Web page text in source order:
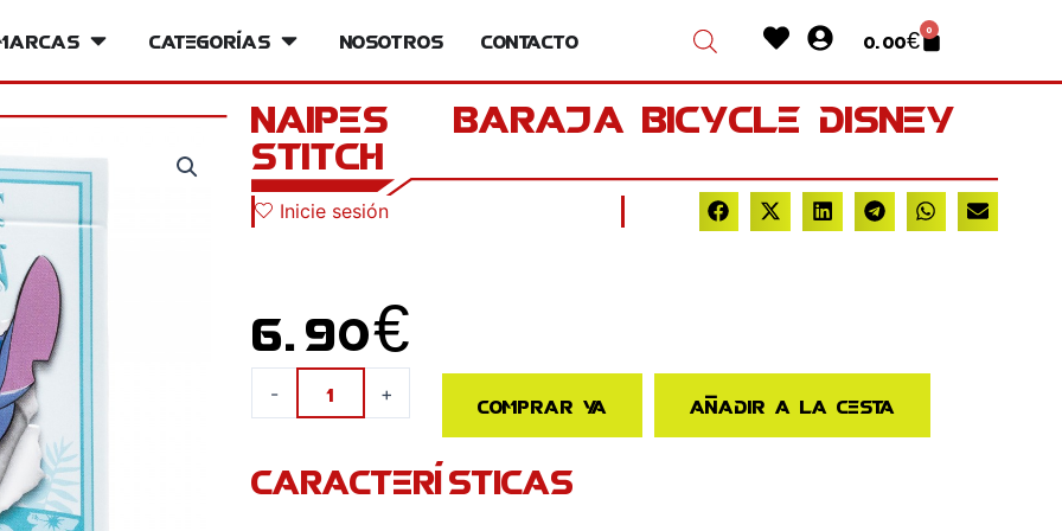
Open MarcasCategorías Open Categorías
Nosotros Contacto HeartUser-
circle
0.00€ 0
Cart
NAIPES – BARAJA BICYCLE DISNEY
STITCH
Inicie sesión
6.90€
-
-
BICYCLE
+ Comprar ya Añadir a la cesta
CARACTERÍSTICAS